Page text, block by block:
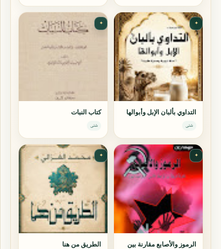
✦
التداوي بألبان الإبل وأبوالها
شتى
✦
كتاب النبات
شتى
✦
الرموز والأصابع مقارنة بين
✦
الطريق من هنا